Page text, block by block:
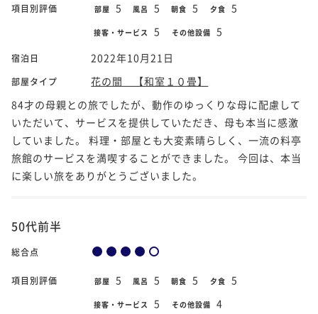
項目別評価 部屋 5 風呂 5 朝食 5 夕食 5
接客・サービス 5 その他設備 5
宿泊日 2022年10月21日
部屋タイプ
花の間 【和室１０畳】
84才の母親との旅でしたが、動作のゆっくりな母に配慮して
いただいて、サービスを提供していただき、母も本当に感激
していました。 料理・部屋とも大変素晴らしく、一流の料亭
旅館のサービスを満喫することができました。 今回は、本当
に楽しい旅をありがとうございました。
50代前半
総合点
項目別評価 部屋 5 風呂 5 朝食 5 夕食 5
接客・サービス 5 その他設備 4